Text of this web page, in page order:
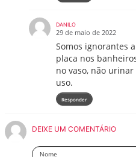
DANILO
29 de maio de 2022
Somos ignorantes
placa nos
no vaso, não
uso.
Responder
DEIXE UM COMENTÁRIO
Nome